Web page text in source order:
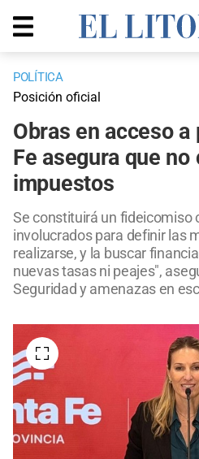
POLÍTICA
Posición oficial
Obras en acceso
Fe asegura que
impuestos
Se constituirá un fideicomiso
involucrados para definir las
realizarse, y la buscar
nuevas tasas ni peajes",
Seguridad y amenazas en